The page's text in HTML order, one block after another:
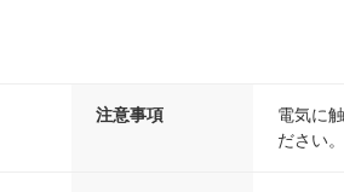
注意事項
電気に
ださい。